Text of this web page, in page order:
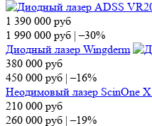
1 390 000 руб
1 990 000 руб |–30%
Диодный лазер Wingderm
380 000 руб
450 000 руб |–16%
Неодимовый лазер ScinOne X
210 000 руб
260 000 руб |–19%